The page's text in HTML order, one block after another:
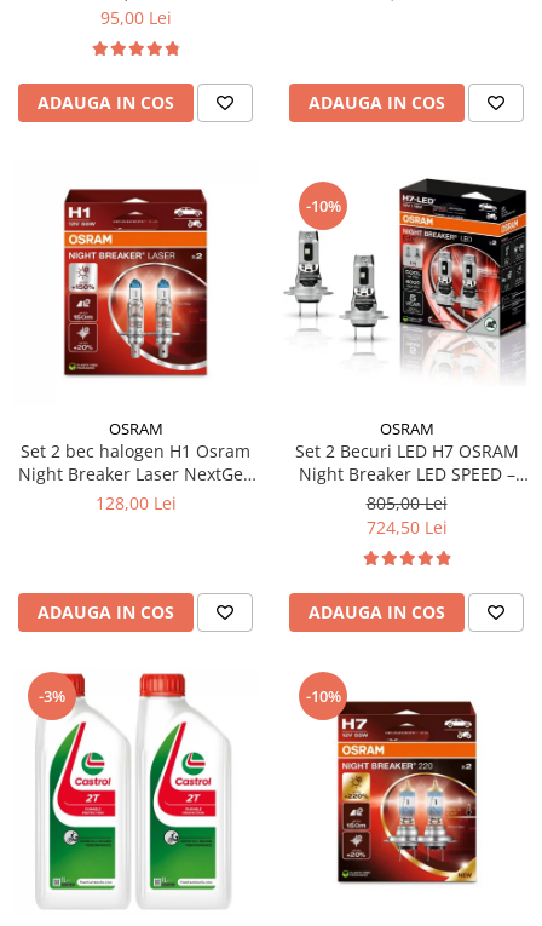
95,00 Lei
ADAUGA IN COS ADAUGA IN COS
OSRAM
Set 2 bec halogen H1 Osram
Night Breaker Laser NextGen
+150%
128,00 Lei
ADAUGA IN COS
-10%
OSRAM
Set 2 Becuri LED H7 OSRAM
Night Breaker LED SPEED –
Street Legal, 6000K, Design
1:1, Montaj Rapid
805,00 Lei
724,50 Lei
ADAUGA IN COS
-3% -10%